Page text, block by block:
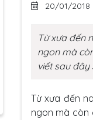
20/01/2018
Từ xưa đến
ngon mà
viết sau đây
Từ xưa đến
ngon mà còn